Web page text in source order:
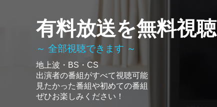
有料放送を無料視聴
～ 全部視聴できます ～
地上波・BS・CS
出演者の番組がすべて視聴可能
見たかった番組や初めての番組
ぜひお楽しみください！